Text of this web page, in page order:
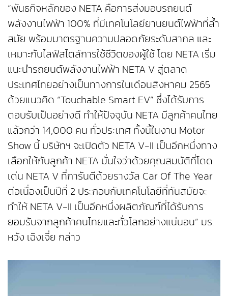
“พันธกิจหลักของ NETA คือการส่งมอบรถยนต์
พลังงานไฟฟ้า 100% ที่มีเทคโนโลยียานยนต์ไฟฟ้าที่ล้ำ
สมัย พร้อมมาตรฐานความปลอดภัยระดับสากล และ
เหมาะกับไลฟ์สไตล์การใช้ชีวิตของผู้ใช้ โดย NETA เริ่ม
แนะนำรถยนต์พลังงานไฟฟ้า NETA V สู่ตลาด
ประเทศไทยอย่างเป็นทางการในเดือนสิงหาคม 2565
ด้วยแนวคิด “Touchable Smart EV” ซึ่งได้รับการ
ตอบรับเป็นอย่างดี ทำให้ปัจจุบัน NETA มีลูกค้าคนไทย
แล้วกว่า 14,000 คน ทั่วประเทศ ทั้งนี้ในงาน Motor
Show นี้ บริษัทฯ จะเปิดตัว NETA V-II เป็นอีกหนึ่งทาง
เลือกให้กับลูกค้า NETA มั่นใจว่าด้วยคุณสมบัติที่โดด
เด่น NETA V ที่การันตีด้วยรางวัล Car Of The Year
ต่อเนื่องเป็นปีที่ 2 ประกอบกับเทคโนโลยีที่ทันสมัยจะ
ทำให้ NETA V-II เป็นอีกหนึ่งผลิตภัณฑ์ที่ได้รับการ
ยอมรับจากลูกค้าคนไทยและทั่วโลกอย่างแน่นอน” มร.
หวัง เฉิงเจี่ย กล่าว